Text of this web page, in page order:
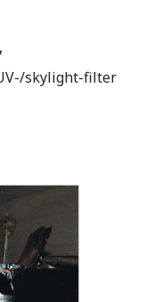
skylight-filter